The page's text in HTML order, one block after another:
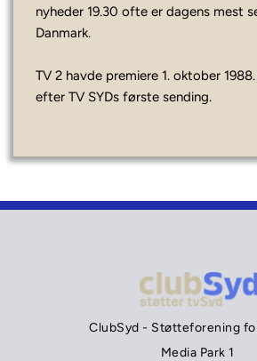
nyheder 19.30 ofte er dagens mest
TV 2 havde premiere 1. oktober
efter TV SYDs første sending.
ClubSyd - Støtteforening
Media Park 1